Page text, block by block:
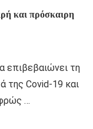
και πρόσκαιρη
επιβεβαιώνει τη
της Covid-19 και
…